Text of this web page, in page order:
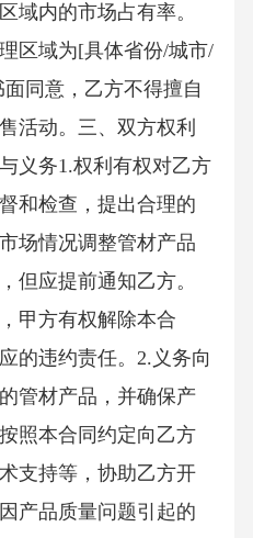
域内的市场占有率。
区域为[具体省份/城市/
同意，乙方不得擅自
活动。三、双方权利
义务1.权利有权对乙方
和检查，提出合理的
场情况调整管材产品
但应提前通知乙方。
甲方有权解除本合
的违约责任。2.义务向
管材产品，并确保产
照本合同约定向乙方
支持等，协助乙方开
产品质量问题引起的